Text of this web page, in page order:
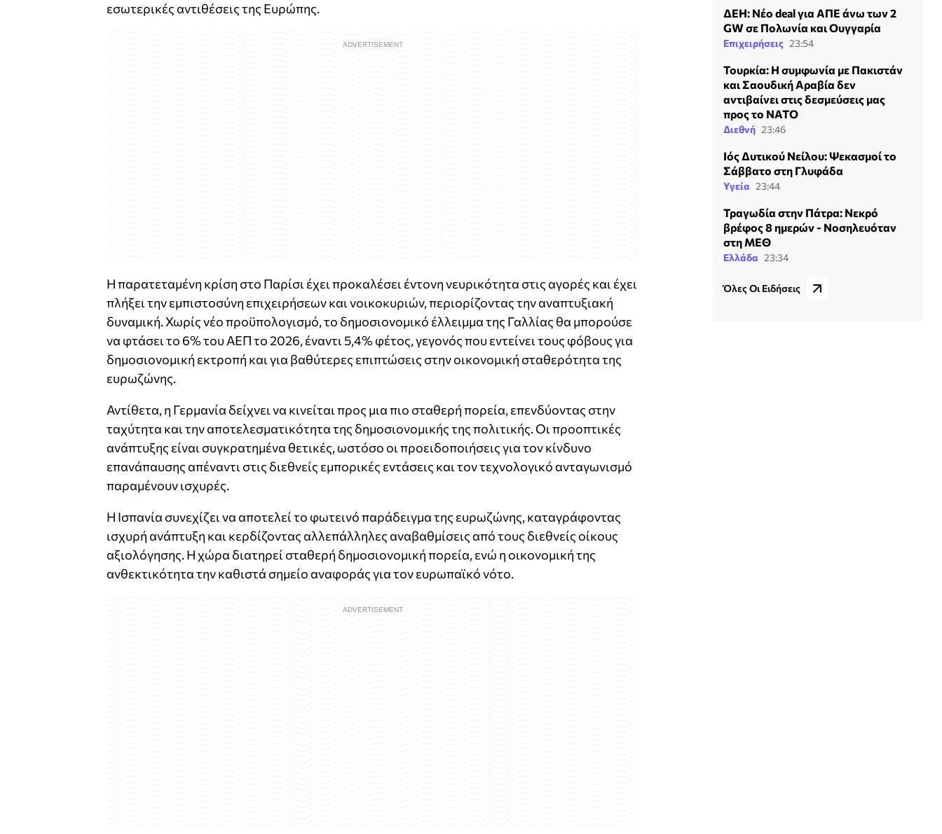
εσωτερικές αντιθέσεις της Ευρώπης.
Η παρατεταμένη κρίση στο Παρίσι έχει προκαλέσει έντονη νευρικότητα στις αγορές και έχει
πλήξει την εμπιστοσύνη επιχειρήσεων και νοικοκυριών, περιορίζοντας την αναπτυξιακή
δυναμική. Χωρίς νέο προϋπολογισμό, το δημοσιονομικό έλλειμμα της Γαλλίας θα μπορούσε
να φτάσει το 6% του ΑΕΠ το 2026, έναντι 5,4% φέτος, γεγονός που εντείνει τους φόβους για
δημοσιονομική εκτροπή και για βαθύτερες επιπτώσεις στην οικονομική σταθερότητα της
ευρωζώνης.
Αντίθετα, η Γερμανία δείχνει να κινείται προς μια πιο σταθερή πορεία, επενδύοντας στην
ταχύτητα και την αποτελεσματικότητα της δημοσιονομικής της πολιτικής. Οι προοπτικές
ανάπτυξης είναι συγκρατημένα θετικές, ωστόσο οι προειδοποιήσεις για τον κίνδυνο
επανάπαυσης απέναντι στις διεθνείς εμπορικές εντάσεις και τον τεχνολογικό ανταγωνισμό
παραμένουν ισχυρές.
Η Ισπανία συνεχίζει να αποτελεί το φωτεινό παράδειγμα της ευρωζώνης, καταγράφοντας
ισχυρή ανάπτυξη και κερδίζοντας αλλεπάλληλες αναβαθμίσεις από τους διεθνείς οίκους
αξιολόγησης. Η χώρα διατηρεί σταθερή δημοσιονομική πορεία, ενώ η οικονομική της
ανθεκτικότητα την καθιστά σημείο αναφοράς για τον ευρωπαϊκό νότο.
ΔΕΗ: Νέο deal για ΑΠΕ άνω των 2
GW σε Πολωνία και Ουγγαρία
Επιχειρήσεις 23:54
Τουρκία: Η συμφωνία με Πακιστάν
και Σαουδική Αραβία δεν
αντιβαίνει στις δεσμεύσεις μας
προς το ΝΑΤΟ
Διεθνή 23:46
Ιός Δυτικού Νείλου: Ψεκασμοί το
Σάββατο στη Γλυφάδα
Υγεία 23:44
Τραγωδία στην Πάτρα: Νεκρό
βρέφος 8 ημερών - Νοσηλευόταν
στη ΜΕΘ
Ελλάδα 23:34
Όλες Οι Ειδήσεις